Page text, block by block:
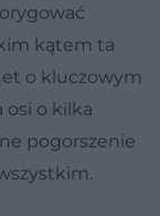
kątem ta
o kluczowym
osi o kilka
pogorszenie